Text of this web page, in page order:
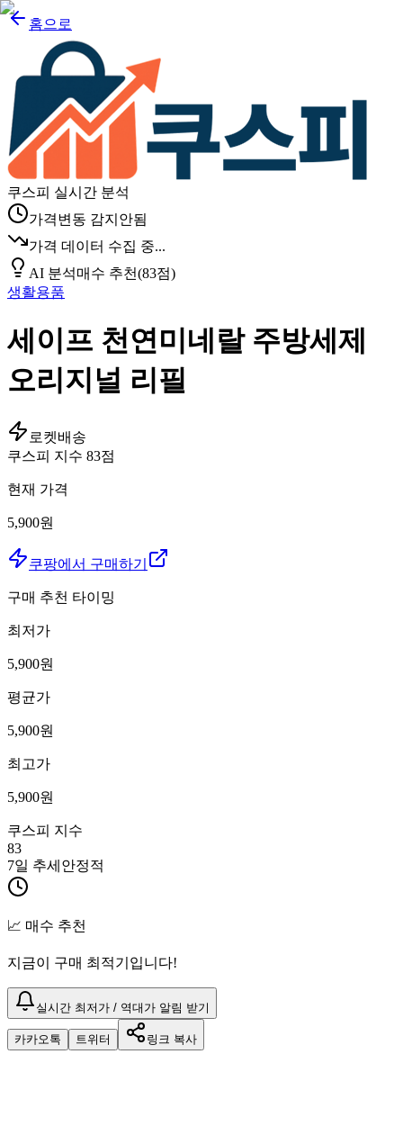
홈으로
쿠스피 실시간 분석
가격변동 감지안됨
가격 데이터 수집 중...
AI 분석매수 추천(83점)
생활용품
세이프 천연미네랄 주방세제
오리지널 리필
로켓배송
쿠스피 지수 83점
현재 가격
5,900원
쿠팡에서 구매하기
구매 추천 타이밍
최저가
5,900원
평균가
5,900원
최고가
5,900원
쿠스피 지수
83
7일 추세 안정적
📈 매수 추천
지금이 구매 최적기입니다!
실시간 최저가 / 역대가 알림 받기
카카오톡 트위터 링크 복사